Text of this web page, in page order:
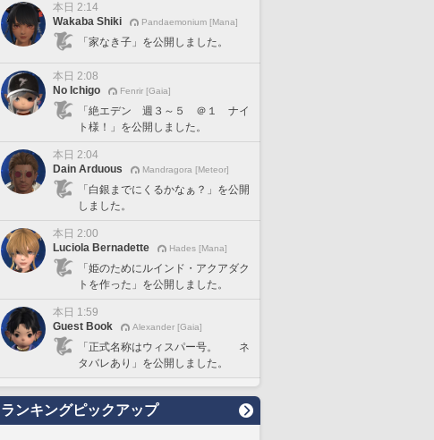
本日 2:14
Wakaba Shiki
Pandaemonium [Mana]
「家なき子」を公開しました。
本日 2:08
No Ichigo
Fenrir [Gaia]
「絶エデン 週３～５ ＠１ ナイ
ト様！」を公開しました。
本日 2:04
Dain Arduous
Mandragora [Meteor]
「白銀までにくるかなぁ？」を公開
しました。
本日 2:00
Luciola Bernadette
Hades [Mana]
「姫のためにルインド・アクアダク
トを作った」を公開しました。
本日 1:59
Guest Book
Alexander [Gaia]
「正式名称はウィスパー号。 ネ
タバレあり」を公開しました。
ランキングピックアップ